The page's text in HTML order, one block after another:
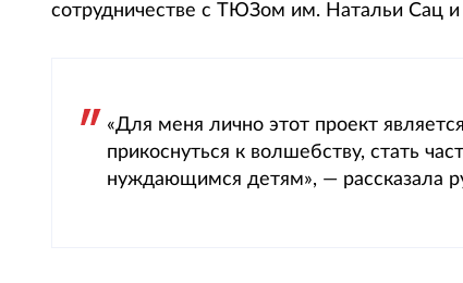
сотрудничестве с ТЮЗом им. Натальи Сац
«Для меня лично этот проект
прикоснуться к волшебству, стать
нуждающимся детям», — рассказала